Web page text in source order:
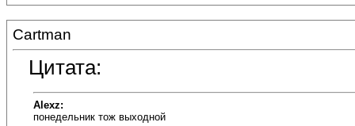
Cartman
Цитата:
Alexz:
понедельник тож выходной